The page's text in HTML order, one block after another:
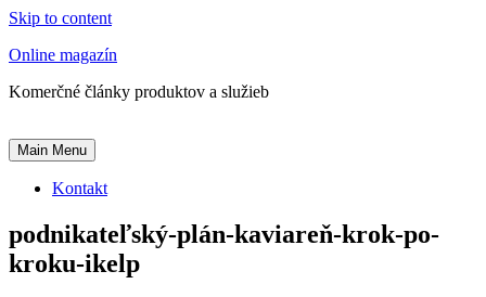
Skip to content
Online magazín
Komerčné články produktov a služieb
Main Menu
Kontakt
podnikateľský-plán-kaviareň-krok-po-
kroku-ikelp